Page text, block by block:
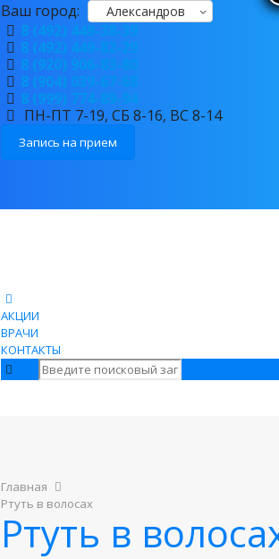
Ваш город: Александров
8 (492) 449-38-39
8 (492) 449-82-29
8 (920) 906-83-80
8 (904) 039-67-68
8 (999) 774-89-94
ПН-ПТ 7-19, СБ 8-16, ВС 8-14
Запись на прием
АКЦИИ
ВРАЧИ
КОНТАКТЫ
Главная
Ртуть в волосах
Ртуть в